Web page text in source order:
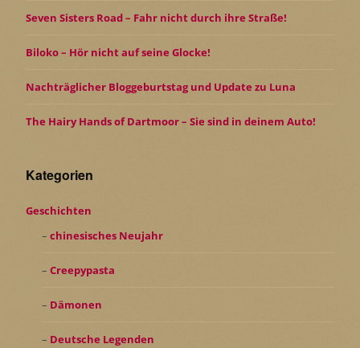
Seven Sisters Road – Fahr nicht durch ihre Straße!
Biloko – Hör nicht auf seine Glocke!
Nachträglicher Bloggeburtstag und Update zu Luna
The Hairy Hands of Dartmoor – Sie sind in deinem Auto!
Kategorien
Geschichten
chinesisches Neujahr
Creepypasta
Dämonen
Deutsche Legenden